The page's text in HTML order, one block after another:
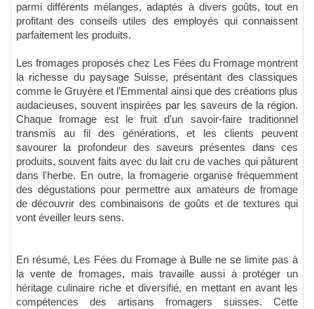
parmi différents mélanges, adaptés à divers goûts, tout en
profitant des conseils utiles des employés qui connaissent
parfaitement les produits.
Les fromages proposés chez Les Fées du Fromage montrent
la richesse du paysage Suisse, présentant des classiques
comme le Gruyère et l’Emmental ainsi que des créations plus
audacieuses, souvent inspirées par les saveurs de la région.
Chaque fromage est le fruit d'un savoir-faire traditionnel
transmis au fil des générations, et les clients peuvent
savourer la profondeur des saveurs présentes dans ces
produits, souvent faits avec du lait cru de vaches qui pâturent
dans l'herbe. En outre, la fromagerie organise fréquemment
des dégustations pour permettre aux amateurs de fromage
de découvrir des combinaisons de goûts et de textures qui
vont éveiller leurs sens.
En résumé, Les Fées du Fromage à Bulle ne se limite pas à
la vente de fromages, mais travaille aussi à protéger un
héritage culinaire riche et diversifié, en mettant en avant les
compétences des artisans fromagers suisses. Cette